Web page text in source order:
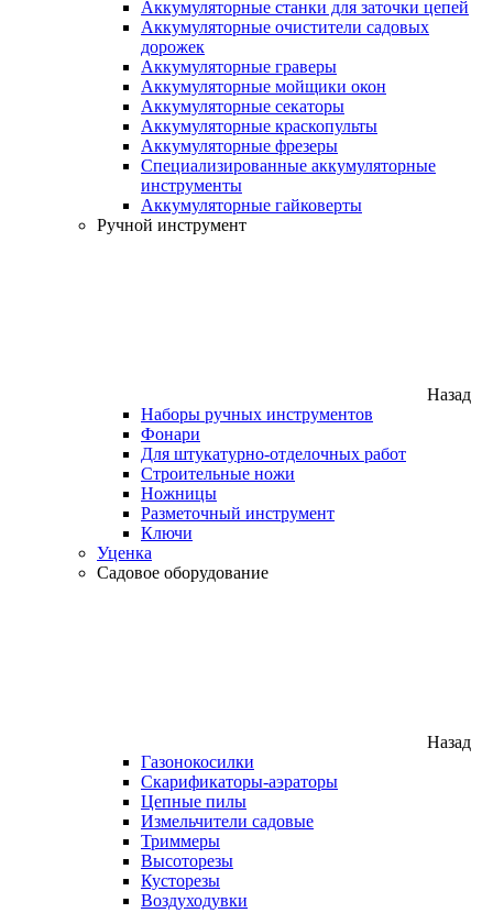
Аккумуляторные станки для заточки цепей
Аккумуляторные очистители садовых
дорожек
Аккумуляторные граверы
Аккумуляторные мойщики окон
Аккумуляторные секаторы
Аккумуляторные краскопульты
Аккумуляторные фрезеры
Специализированные аккумуляторные
инструменты
Аккумуляторные гайковерты
Ручной инструмент
Назад
Наборы ручных инструментов
Фонари
Для штукатурно-отделочных работ
Строительные ножи
Ножницы
Разметочный инструмент
Ключи
Уценка
Садовое оборудование
Назад
Газонокосилки
Скарификаторы-аэраторы
Цепные пилы
Измельчители садовые
Триммеры
Высоторезы
Кусторезы
Воздуходувки